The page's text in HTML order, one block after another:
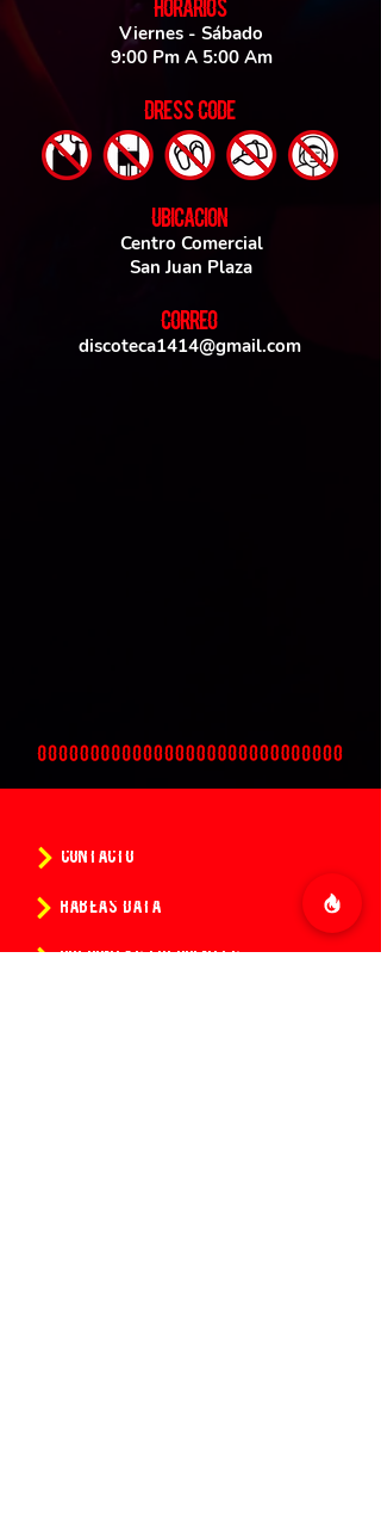
HORARIOS
Viernes - Sábado
9:00 Pm A 5:00 Am
DRESS CODE
UBICACIoN
Centro Comercial
San Juan Plaza
CORREO
discoteca1414@gmail.com
CONTACTO
HABEAS DATA